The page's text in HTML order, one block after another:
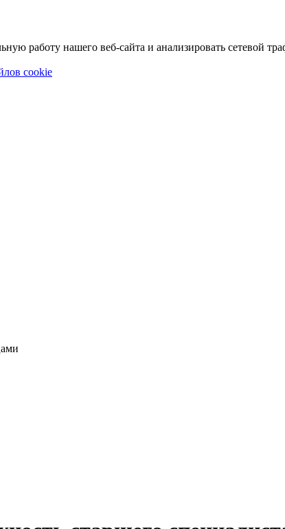
работу нашего веб-сайта и анализировать сетевой
cookie